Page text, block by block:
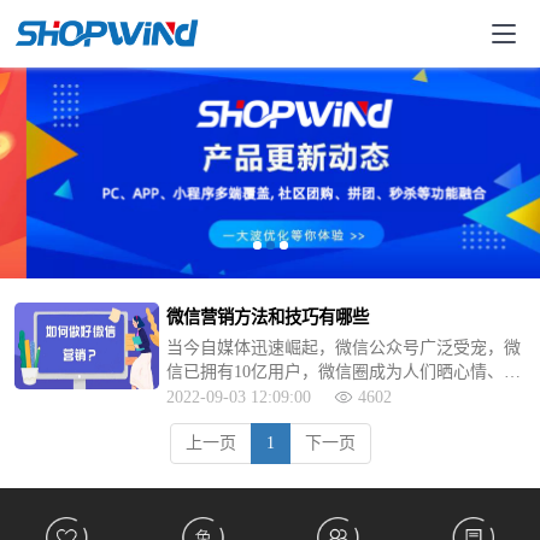
微信营销方法和技巧有哪些
当今自媒体迅速崛起，微信公众号广泛受宠，微
信已拥有10亿用户，微信圈成为人们晒心情、晒
活动的社交圈时，以微信朋友圈口碑传播为主要
表现形式的微信营销，正成为营销利器。
2022-09-03 12:09:00 4602
上一页 1 下一页